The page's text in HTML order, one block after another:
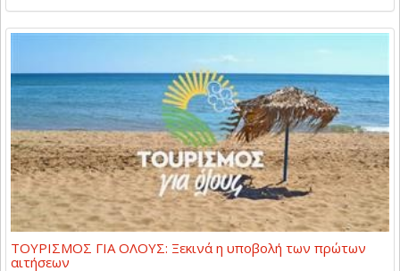
ΤΟΥΡΙΣΜΟΣ ΓΙΑ ΟΛΟΥΣ: Ξεκινά η υποβολή των πρώτων
αιτήσεων